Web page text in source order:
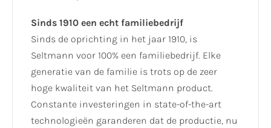
Sinds 1910 een echt familiebedrijf
Sinds de oprichting in het jaar 1910, is
Seltmann voor 100% een familiebedrijf. Elke
generatie van de familie is trots op de zeer
hoge kwaliteit van het Seltmann product.
Constante investeringen in state-of-the-art
technologieën garanderen dat de productie, nu